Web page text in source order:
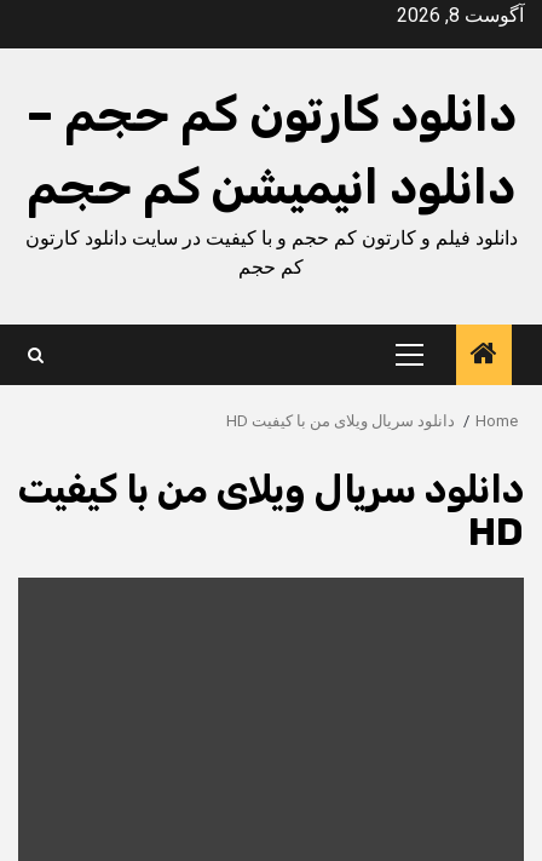
Skipآگوست 8, 2026
دانلود کارتون کم حجم –
دانلود انیمیشن کم حجم
دانلود فیلم و کارتون کم حجم و با کیفیت در سایت دانلود کارتون
کم حجم
Primary
Menu
Home دانلود سریال ویلای من با کیفیت HD
دانلود سریال ویلای من با کیفیت
HD